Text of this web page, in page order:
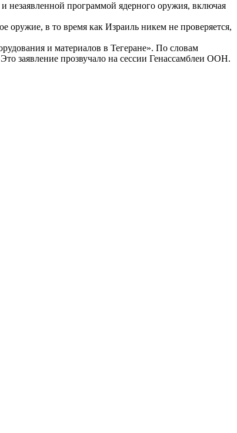
незаявленной программой ядерного оружия, включая
в то время как Израиль никем не проверяется,
и материалов в Тегеране». По словам
заявление прозвучало на сессии Генассамблеи ООН.